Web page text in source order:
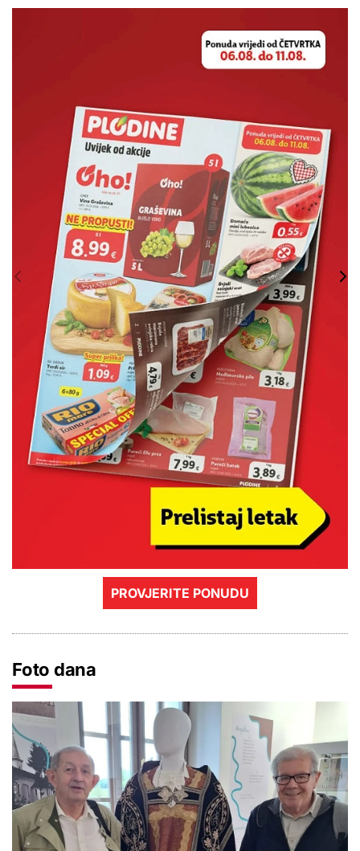
PROVJERITE PONUDU
Foto dana